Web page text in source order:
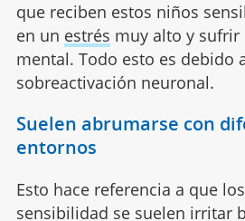
que reciben estos niños
en un estrés muy alto y
mental. Todo esto es debido
sobreactivación neuronal.
Suelen abrumarse con
entornos
Esto hace referencia a que
sensibilidad se suelen irritar